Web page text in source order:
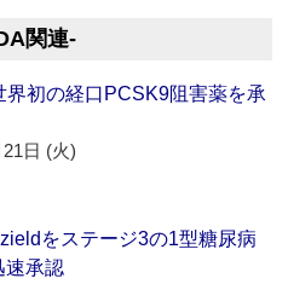
関連‐
界初の経口PCSK9阻害薬を承
日 (火)
をステージ3の1型糖尿病
速承認